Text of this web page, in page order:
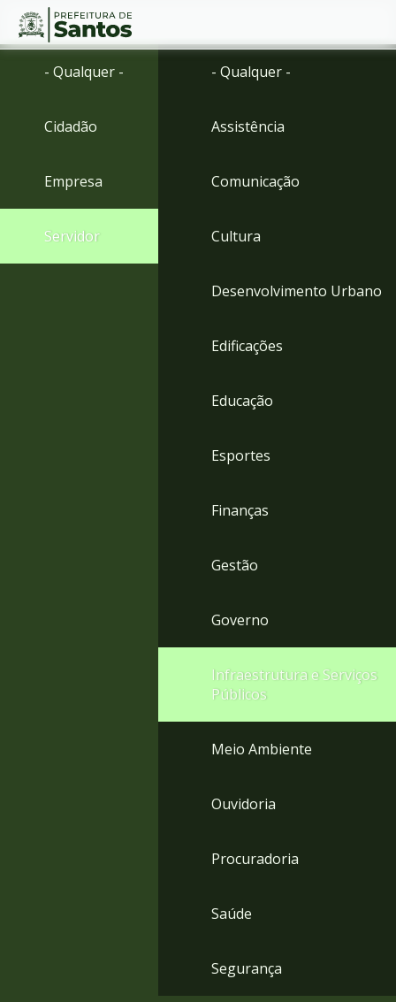
Ir
menu
para
Conteúdo
- Qualquer -
Cidadão
Empresa
Servidor
- Qualquer -
Assistência
Comunicação
Cultura
Desenvolvimento Urbano
Edificações
Educação
Esportes
Finanças
Gestão
Governo
Infraestrutura e Serviços
Públicos
Meio Ambiente
Ouvidoria
Procuradoria
Saúde
Segurança